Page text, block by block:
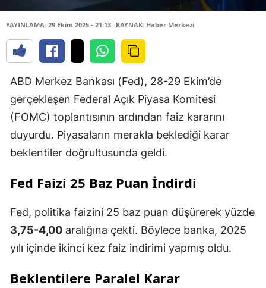
YAYINLAMA: 29 Ekim 2025 - 21:13 KAYNAK: Haber Merkezi
ABD Merkez Bankası (Fed), 28-29 Ekim’de
gerçekleşen Federal Açık Piyasa Komitesi
(FOMC) toplantısının ardından faiz kararını
duyurdu. Piyasaların merakla beklediği karar
beklentiler doğrultusunda geldi.
Fed Faizi 25 Baz Puan İndirdi
Fed, politika faizini 25 baz puan düşürerek yüzde
3,75-4,00 aralığına çekti. Böylece banka, 2025
yılı içinde ikinci kez faiz indirimi yapmış oldu.
Beklentilere Paralel Karar